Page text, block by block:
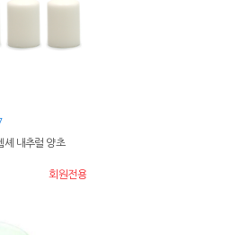
셰 내추럴 양초
회원전용